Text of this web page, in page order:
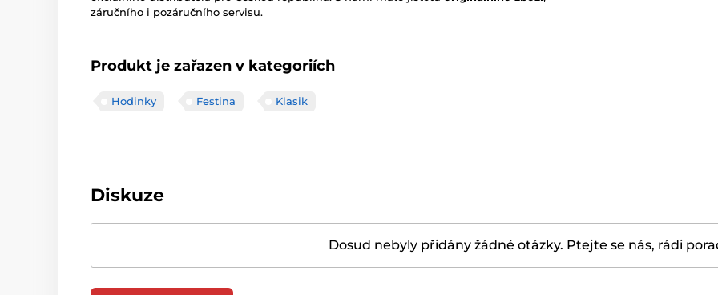
záručního i pozáručního servisu.
Produkt je zařazen v kategoriích
Hodinky Festina Klasik
Diskuze
Dosud nebyly přidány žádné otázky. Ptejte se nás, rádi